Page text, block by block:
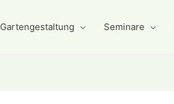
Gartengestaltung Seminare